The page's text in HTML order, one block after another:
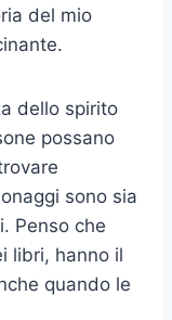
del mio
dello spirito
possano
sono sia
Penso che
libri, hanno il
quando le